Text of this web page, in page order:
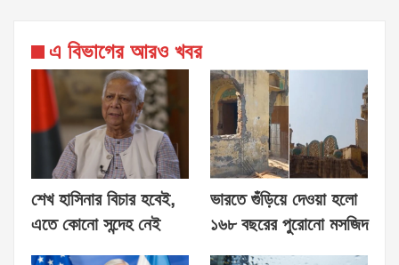
এ বিভাগের আরও খবর
শেখ হাসিনার বিচার হবেই,
এতে কোনো সন্দেহ নেই
ভারতে গুঁড়িয়ে দেওয়া হলো
১৬৮ বছরের পুরোনো মসজিদ